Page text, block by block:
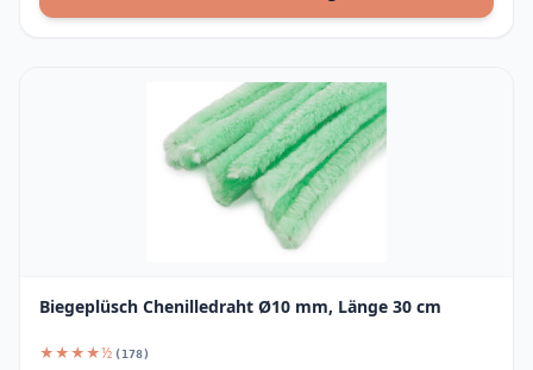
Biegeplüsch Chenilledraht Ø10 mm, Länge 30 cm
★★★★½ (178)